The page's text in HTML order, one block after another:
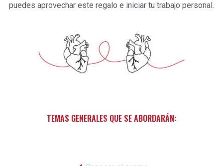
puedes aprovechar este regalo e iniciar tu trabajo personal.
TEMAS GENERALES QUE SE ABORDARÁN: